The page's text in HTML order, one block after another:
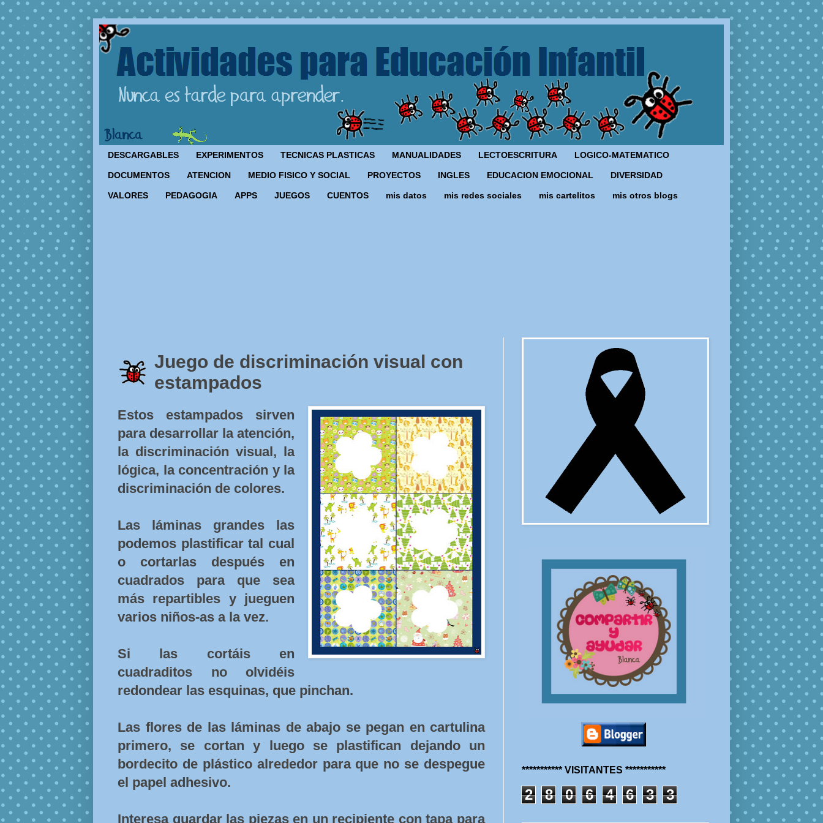
DESCARGABLES EXPERIMENTOS TECNICAS PLASTICAS MANUALIDADES LECTOESCRITURA LOGICO-MATEMATICO
DOCUMENTOS ATENCION MEDIO FISICO Y SOCIAL PROYECTOS INGLES EDUCACION EMOCIONAL DIVERSIDAD
VALORES PEDAGOGIA APPS JUEGOS CUENTOS mis datos mis redes sociales mis cartelitos mis otros blogs
Juego de discriminación visual con
estampados
Estos estampados sirven
para desarrollar la atención,
la discriminación visual, la
lógica, la concentración y la
discriminación de colores.
Las láminas grandes las
podemos plastificar tal cual
o cortarlas después en
cuadrados para que sea
más repartibles y jueguen
varios niños-as a la vez.
Si las cortáis en
cuadraditos no olvidéis
redondear las esquinas, que pinchan.
Las flores de las láminas de abajo se pegan en cartulina
primero, se cortan y luego se plastifican dejando un
bordecito de plástico alrededor para que no se despegue
el papel adhesivo.
Interesa guardar las piezas en un recipiente con tapa para
*********** VISITANTES ***********
2 8 0 6 4 6 3 3